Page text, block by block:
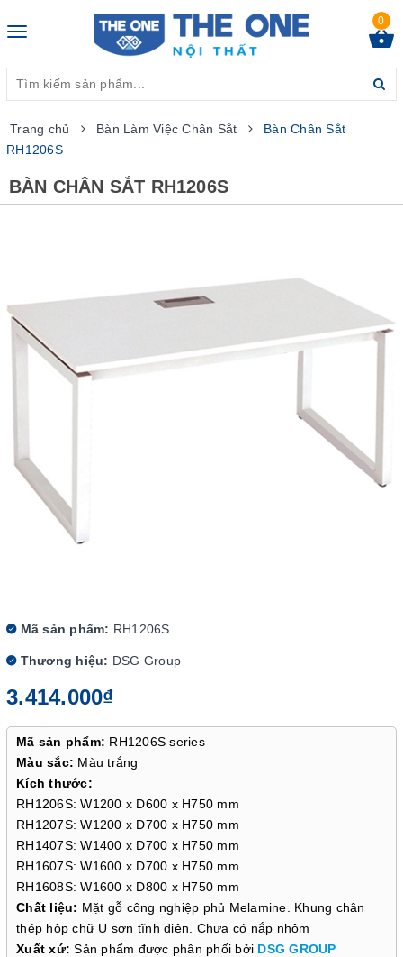
Toggle
0
Trang chủ Bàn Làm Việc Chân Sắt
Bàn Chân Sắt
RH1206S
BÀN CHÂN SẮT RH1206S
Mã sản phẩm: RH1206S
Thương hiệu: DSG Group
3.414.000₫
Mã sản phẩm: RH1206S series
Màu sắc: Màu trắng
Kích thước:
RH1206S: W1200 x D600 x H750 mm
RH1207S: W1200 x D700 x H750 mm
RH1407S: W1400 x D700 x H750 mm
RH1607S: W1600 x D700 x H750 mm
RH1608S: W1600 x D800 x H750 mm
Chất liệu: Mặt gỗ công nghiệp phủ Melamine. Khung chân
thép hộp chữ U sơn tĩnh điện. Chưa có nắp nhôm
Xuất xứ: Sản phẩm được phân phối bởi DSG GROUP